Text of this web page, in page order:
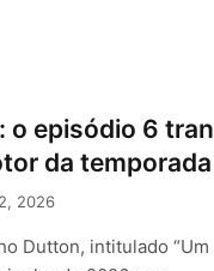
o episódio 6
da temporada
2026
Dutton, intitulado